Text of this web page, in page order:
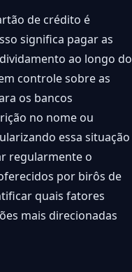
de crédito é
significa pagar as
ao longo do
controle sobre as
os bancos
no nome ou
essa situação
regularmente o
por birôs de
quais fatores
mais direcionadas